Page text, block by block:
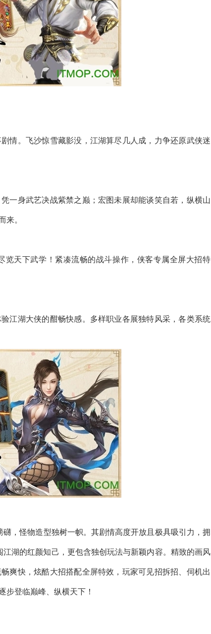
情。飞沙惊雪藏影没，江湖算尽几人成，力争还原武侠迷
一身武艺决战紫禁之巅；宏图未展却能谈笑自若，纵横山
来。
天下武学！紧凑流畅的战斗操作，侠客专属全屏大招特
江湖大侠的酣畅快感。多样职业各展独特风采，各类系统
，怪物造型独树一帜。其剧情高度开放且极具吸引力，拥
湖的红颜知己，更包含独创玩法与新颖内容。精致的画风
爽快，炫酷大招搭配全屏特效，玩家可见招拆招、伺机出
步登临巅峰、纵横天下！